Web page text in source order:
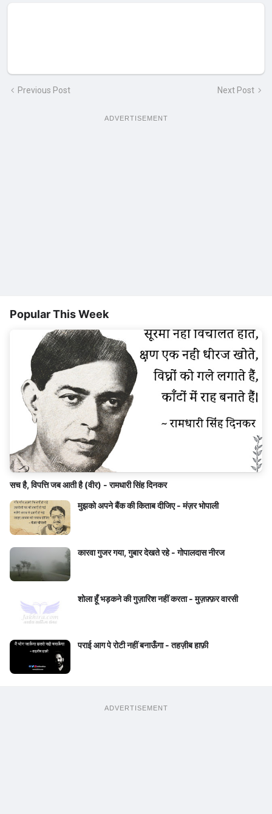
Previous Post Next Post
ADVERTISEMENT
Popular This Week
सच है, विपत्ति जब आती है (वीर) - रामधारी सिंह दिनकर
मुझको अपने बैंक की किताब दीजिए - मंज़र भोपाली
कारवा गुजर गया, गुबार देखते रहे - गोपालदास नीरज
शोला हूँ भड़कने की गुज़ारिश नहीं करता - मुज़फ़्फ़र वारसी
पराई आग पे रोटी नहीं बनाऊँगा - तहज़ीब हाफ़ी
ADVERTISEMENT